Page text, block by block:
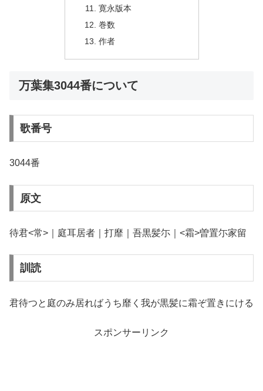
寛永版本
巻数
作者
万葉集3044番について
歌番号
3044番
原文
待君<常>｜庭耳居者｜打靡｜吾黒髪尓｜<霜>曽置尓家留
訓読
君待つと庭のみ居ればうち靡く我が黒髪に霜ぞ置きにける
スポンサーリンク